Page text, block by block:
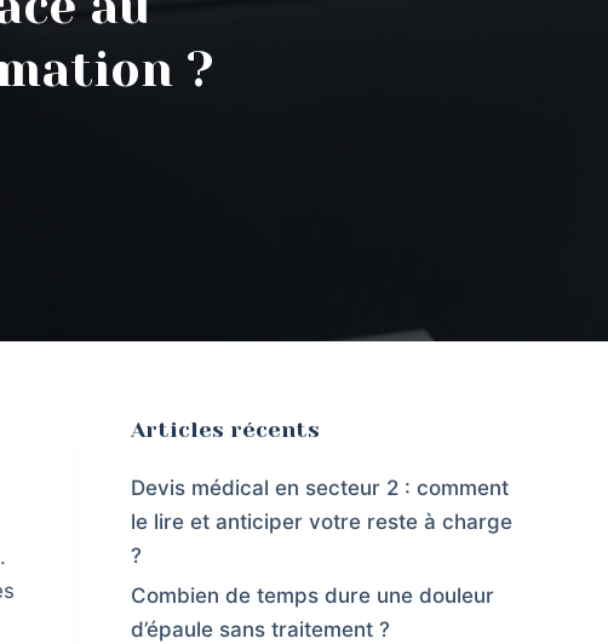
?
Articles récents
Devis médical en secteur 2 : comment
le lire et anticiper votre reste à charge
?
Combien de temps dure une douleur
d’épaule sans traitement ?